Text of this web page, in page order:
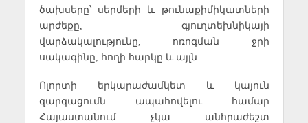
ծախսերը՝ սերմերի և թունաքիմիկատների
արժեքը, գյուղտեխնիկայի
վարձակալությունը, ոռոգման ջրի
սակագինը, հողի հարկը և այլն:
Ոլորտի երկարաժամկետ և կայուն
զարգացումն ապահովելու համար
Հայաստանում չկա անհրաժեշտ